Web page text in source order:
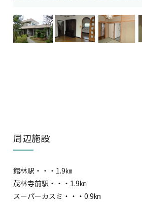
周辺施設
館林駅・・・1.9㎞
茂林寺前駅・・・1.9㎞
スーパーカスミ・・・0.9㎞